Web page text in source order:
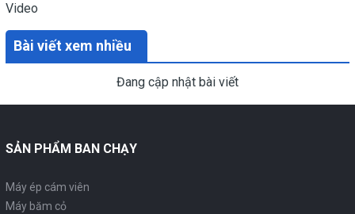
Video
Bài viết xem nhiều
Đang cập nhật bài viết
SẢN PHẨM BAN CHẠY
Máy ép cám viên
Máy băm cỏ